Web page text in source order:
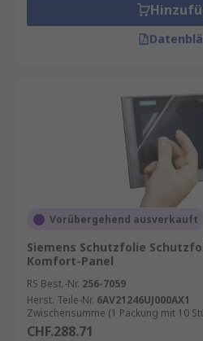
Vorübergehend ausverkauft
Siemens Schutzfolie
Komfort-Panel
RS Best.-Nr. 256-7059
Herst. Teile-Nr. 6AV21246UJ000AX1
Zwischensumme (1 Packung mit 10
CHF.288.71